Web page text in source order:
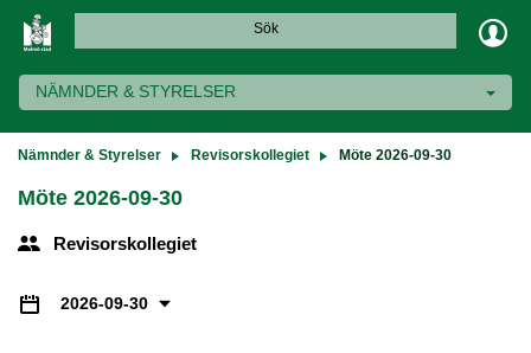
Sök
NÄMNDER & STYRELSER
Nämnder & Styrelser Revisorskollegiet Möte 2026-09-30
Möte 2026-09-30
Revisorskollegiet
2026-09-30